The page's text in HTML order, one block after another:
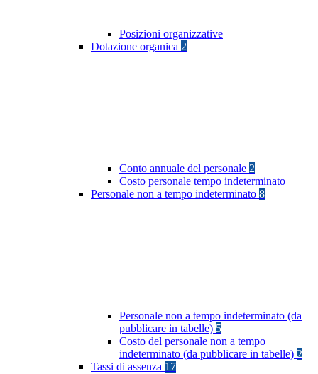
Posizioni organizzative
Dotazione organica 2
Conto annuale del personale 2
Costo personale tempo indeterminato
Personale non a tempo indeterminato 8
Personale non a tempo indeterminato (da
pubblicare in tabelle) 5
Costo del personale non a tempo
indeterminato (da pubblicare in tabelle) 2
Tassi di assenza 17